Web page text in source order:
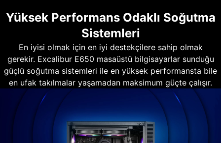
Yüksek Performans Odaklı Soğutma
Sistemleri
En iyisi olmak için en iyi destekçilere sahip olmak
gerekir. Excalibur E650 masaüstü bilgisayarlar sunduğu
güçlü soğutma sistemleri ile en yüksek performansta bile
en ufak takılmalar yaşamadan maksimum güçte çalışır.